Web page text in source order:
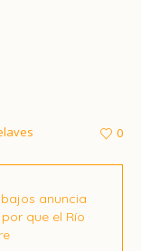
0
anuncia
que el Río